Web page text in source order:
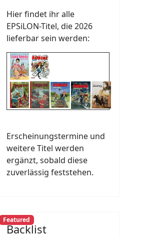
Hier findet ihr alle
EPSiLON-Titel, die 2026
lieferbar sein werden:
Erscheinungstermine und
weitere Titel werden
ergänzt, sobald diese
zuverlässig feststehen.
Featured
Backlist